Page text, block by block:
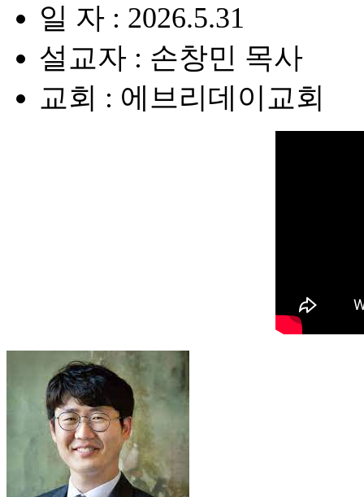
일 자 : 2026.5.31
설교자 : 손창민 목사
교회 : 에브리데이교회